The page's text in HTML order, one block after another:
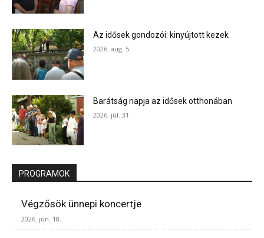
Az idősek gondozói: kinyújtott kezek
2026. aug. 5.
Barátság napja az idősek otthonában
2026. júl. 31.
PROGRAMOK
Végzősök ünnepi koncertje
2026. jún. 18.